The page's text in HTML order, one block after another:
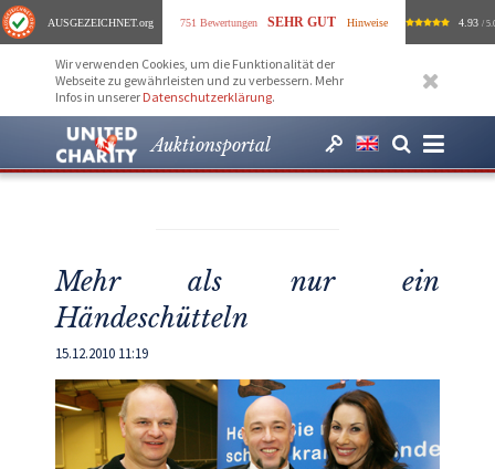
AUSGEZEICHNET.org 751 Bewertungen SEHR GUT Hinweise 4.93 /
Wir verwenden Cookies, um die Funktionalität der
Webseite zu gewährleisten und zu verbessern. Mehr
Infos in unserer Datenschutzerklärung.
Auktionsportal
Mehr als nur ein
Händeschütteln
15.12.2010 11:19